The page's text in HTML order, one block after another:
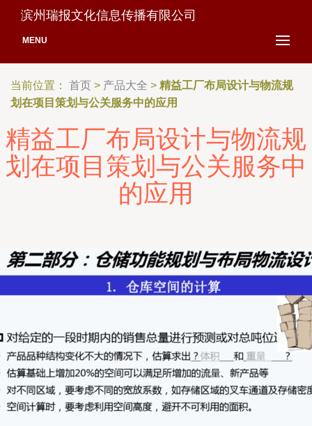
滨州瑞报文化信息传播有限公司
MENU
当前位置： 首页 > 产品大全 > 精益工厂布局设计与物流规
划在项目策划与公关服务中的应用
精益工厂布局设计与物流规
划在项目策划与公关服务中
的应用